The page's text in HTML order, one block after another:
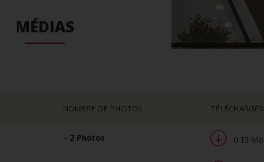
MÉDIAS
NOMBRE DE PHOTOS TÉLÉCHARGER
2 Photos 0.19 Mo